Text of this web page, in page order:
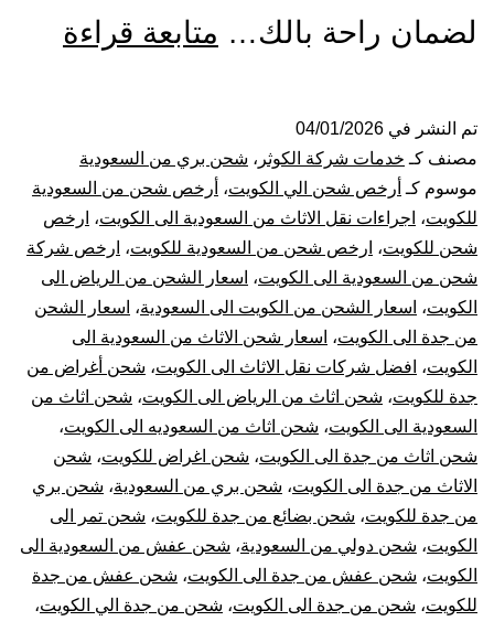
لضمان راحة بالك… متابعة قراءة
جدة
الي
نقل
من
جدة
تم النشر في 04/01/2026
مصنف كـ خدمات شركة الكوثر ، شحن بري من السعودية
موسوم كـ أرخص شحن الي الكويت، أرخص شحن من السعودية
للكويت، اجراءات نقل الاثاث من السعودية الى الكويت، ارخص
شحن للكويت، ارخص شحن من السعودية للكويت، ارخص شركة
شحن من السعودية الى الكويت، اسعار الشحن من الرياض الى
الكويت، اسعار الشحن من الكويت الى السعودية، اسعار الشحن
من جدة الى الكويت، اسعار شحن الاثاث من السعودية الى
الكويت، افضل شركات نقل الاثاث الى الكويت، شحن أغراض من
جدة للكويت، شحن اثاث من الرياض الى الكويت، شحن اثاث من
السعودية الى الكويت، شحن اثاث من السعوديه الى الكويت،
شحن اثاث من جدة الى الكويت، شحن اغراض للكويت، شحن
الاثاث من جدة الى الكويت، شحن بري من السعودية، شحن بري
من جدة للكويت، شحن بضائع من جدة للكويت، شحن تمر الى
الكويت، شحن دولي من السعودية، شحن عفش من السعودية الى
الكويت، شحن عفش من جدة الى الكويت، شحن عفش من جدة
للكويت، شحن من جدة الى الكويت، شحن من جدة الي الكويت،